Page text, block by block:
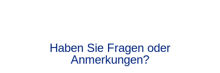
Haben Sie Fragen oder
Anmerkungen?